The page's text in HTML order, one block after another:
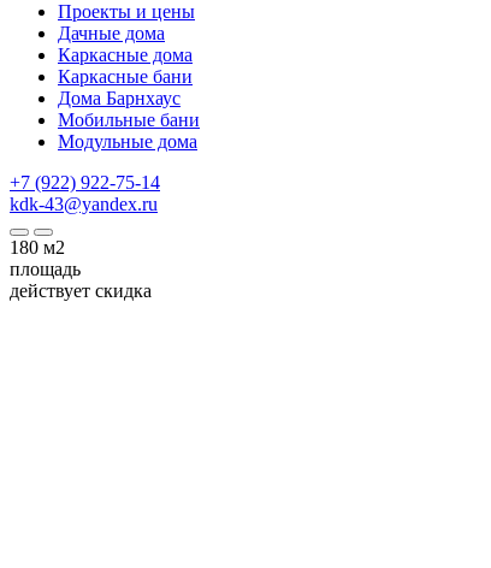
Проекты и цены
Дачные дома
Каркасные дома
Каркасные бани
Дома Барнхаус
Мобильные бани
Модульные дома
+7 (922) 922-75-14
kdk-43@yandex.ru
180 м2
площадь
действует скидка